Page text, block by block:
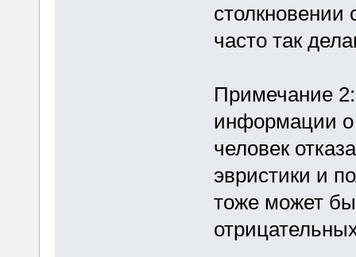
столкновении
часто так
Примечание
информации о
человек
эвристики и
тоже может